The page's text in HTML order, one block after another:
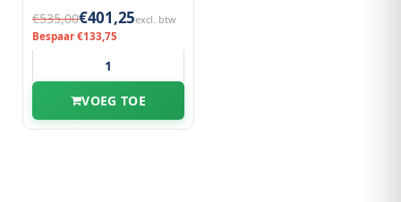
€535,00€401,25excl. btw
Bespaar €133,75
VOEG TOE